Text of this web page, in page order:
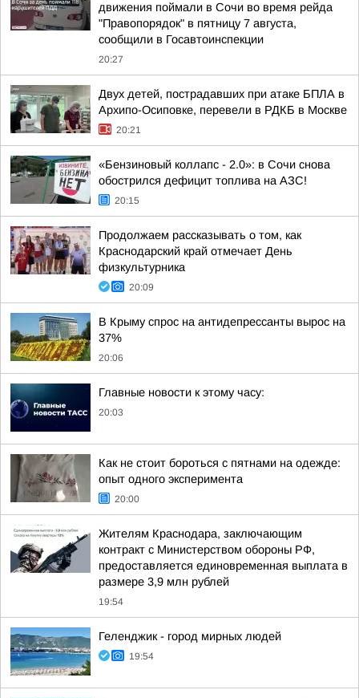
движения поймали в Сочи во время рейда
"Правопорядок" в пятницу 7 августа,
сообщили в Госавтоинспекции
20:27
Двух детей, пострадавших при атаке БПЛА в
Архипо-Осиповке, перевели в РДКБ в Москве
20:21
«Бензиновый коллапс - 2.0»: в Сочи снова
обострился дефицит топлива на АЗС!
20:15
Продолжаем рассказывать о том, как
Краснодарский край отмечает День
физкультурника
20:09
В Крыму спрос на антидепрессанты вырос на
37%
20:06
Главные новости к этому часу:
20:03
Как не стоит бороться с пятнами на одежде:
опыт одного эксперимента
20:00
Жителям Краснодара, заключающим
контракт с Министерством обороны РФ,
предоставляется единовременная выплата в
размере 3,9 млн рублей
19:54
Геленджик - город мирных людей
19:54